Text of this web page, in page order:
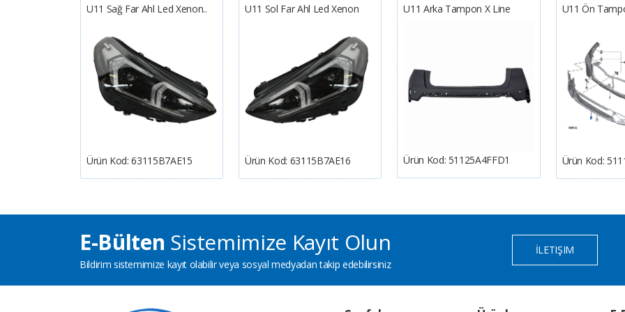
U11 Sağ Far Ahl Led Xenon..
Ürün Kod:63115B7AE15
U11 Sol Far Ahl Led Xenon
Ürün Kod: 63115B7AE16
U11 Arka Tampon X Line
Ürün Kod: 51125A4FFD1
U11 Ön
Ürün Kod:
E-Bülten Sistemimize Kayıt Olun
Bildirim sistemimize kayıt olabilir veya sosyal medyadan takip edebilirsiniz
İLETIŞIM